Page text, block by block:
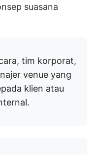
suasana
tim korporat,
venue yang
klien atau